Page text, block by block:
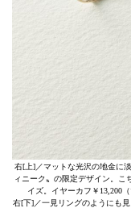
右[上]／マットな光沢の地金に
ィニーク〟の限定デザイン。
イズ。イヤーカフ￥13,200
右[下]／一見リングのようにも